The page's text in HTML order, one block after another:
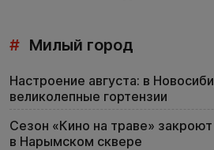
# Милый город
Настроение августа: в
великолепные гортензии
Сезон «Кино на траве»
в Нарымском сквере